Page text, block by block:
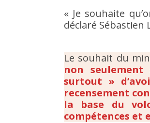
« Je souhaite
déclaré
Le souhait du
non
surtout »
recensement
la base du
compétences et